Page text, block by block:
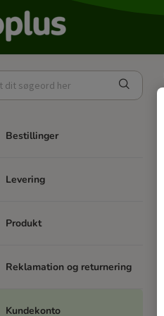
Bestillinger
Levering
Produkt
Reklamation og returnering
Kundekonto